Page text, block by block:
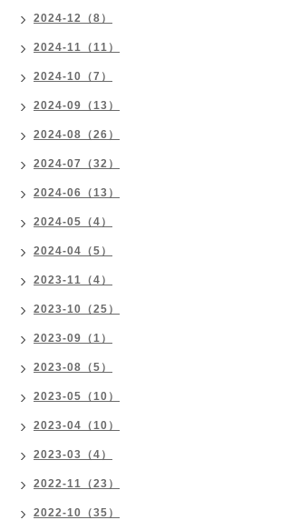
2024-12（8）
2024-11（11）
2024-10（7）
2024-09（13）
2024-08（26）
2024-07（32）
2024-06（13）
2024-05（4）
2024-04（5）
2023-11（4）
2023-10（25）
2023-09（1）
2023-08（5）
2023-05（10）
2023-04（10）
2023-03（4）
2022-11（23）
2022-10（35）